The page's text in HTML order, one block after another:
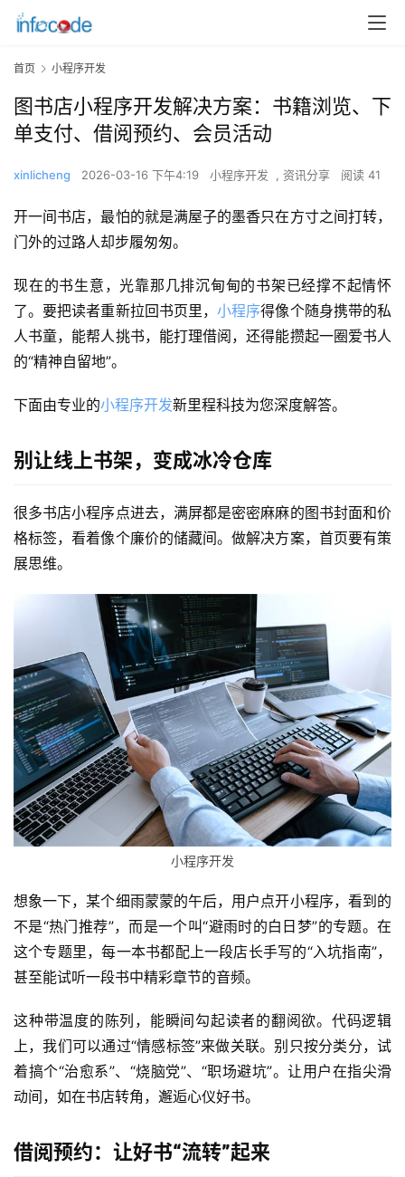
首页 小程序开发
图书店小程序开发解决方案：书籍浏览、下
单支付、借阅预约、会员活动
xinlicheng 2026-03-16 下午4:19 小程序开发 , 资讯分享 阅读 41
开一间书店，最怕的就是满屋子的墨香只在方寸之间打转，
门外的过路人却步履匆匆。
现在的书生意，光靠那几排沉甸甸的书架已经撑不起情怀
了。要把读者重新拉回书页里，小程序得像个随身携带的私
人书童，能帮人挑书，能打理借阅，还得能攒起一圈爱书人
的“精神自留地”。
下面由专业的小程序开发新里程科技为您深度解答。
别让线上书架，变成冰冷仓库
很多书店小程序点进去，满屏都是密密麻麻的图书封面和价
格标签，看着像个廉价的储藏间。做解决方案，首页要有策
展思维。
小程序开发
想象一下，某个细雨蒙蒙的午后，用户点开小程序，看到的
不是“热门推荐”，而是一个叫“避雨时的白日梦”的专题。在
这个专题里，每一本书都配上一段店长手写的“入坑指南”，
甚至能试听一段书中精彩章节的音频。
这种带温度的陈列，能瞬间勾起读者的翻阅欲。代码逻辑
上，我们可以通过“情感标签”来做关联。别只按分类分，试
着搞个“治愈系”、“烧脑党”、“职场避坑”。让用户在指尖滑
动间，如在书店转角，邂逅心仪好书。
借阅预约：让好书“流转”起来